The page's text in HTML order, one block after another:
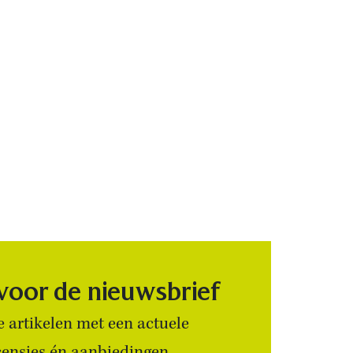
de nieuwsbrief
artikelen met een actuele